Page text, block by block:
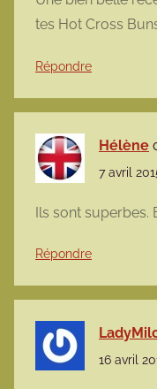
tes Hot Cross
Répondre
Hélène
7 avril
Ils sont superbes.
Répondre
16 avril